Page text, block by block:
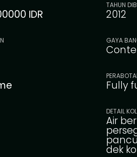
IDR
TAHUN
2012
GAYA
Fully
DETAIL
Air
dek